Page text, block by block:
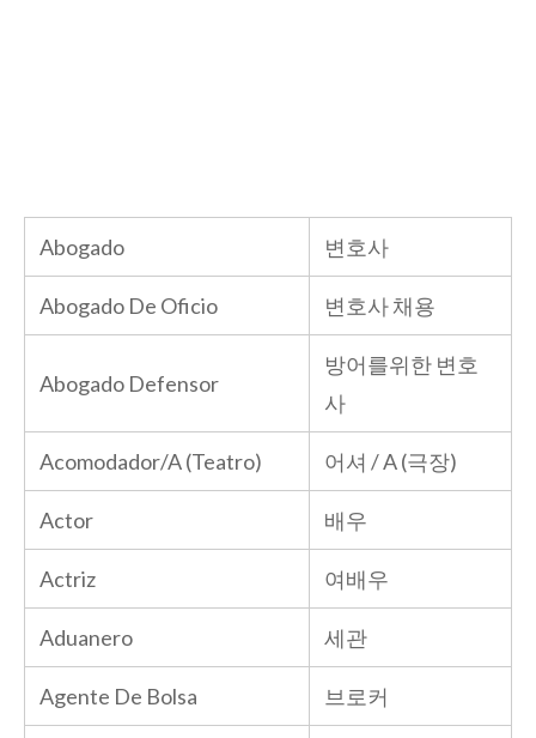
Abogado 변호사
Abogado De Oficio 변호사 채용
Abogado Defensor
방어를위한 변호
사
Acomodador/A (Teatro) 어셔 / A (극장)
Actor 배우
Actriz 여배우
Aduanero 세관
Agente De Bolsa 브로커